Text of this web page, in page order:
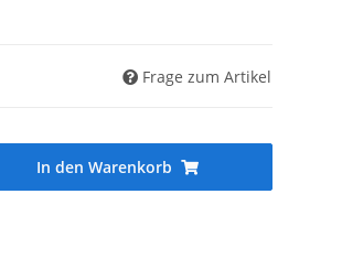
Frage zum Artikel
In den Warenkorb